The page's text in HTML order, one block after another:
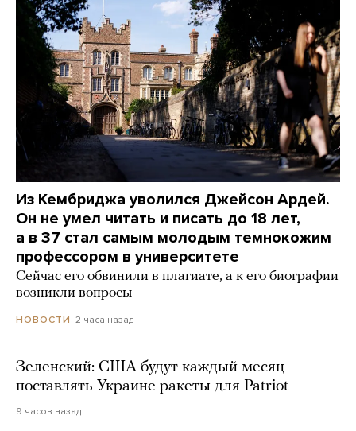
Из Кембриджа уволился Джейсон Ардей.
Он не умел читать и писать до 18 лет,
а в 37 стал самым молодым темнокожим
профессором в университете
Сейчас его обвинили в плагиате, а к его биографии
возникли вопросы
НОВОСТИ 2 часа назад
Зеленский: США будут каждый месяц
поставлять Украине ракеты для Patriot
9 часов назад